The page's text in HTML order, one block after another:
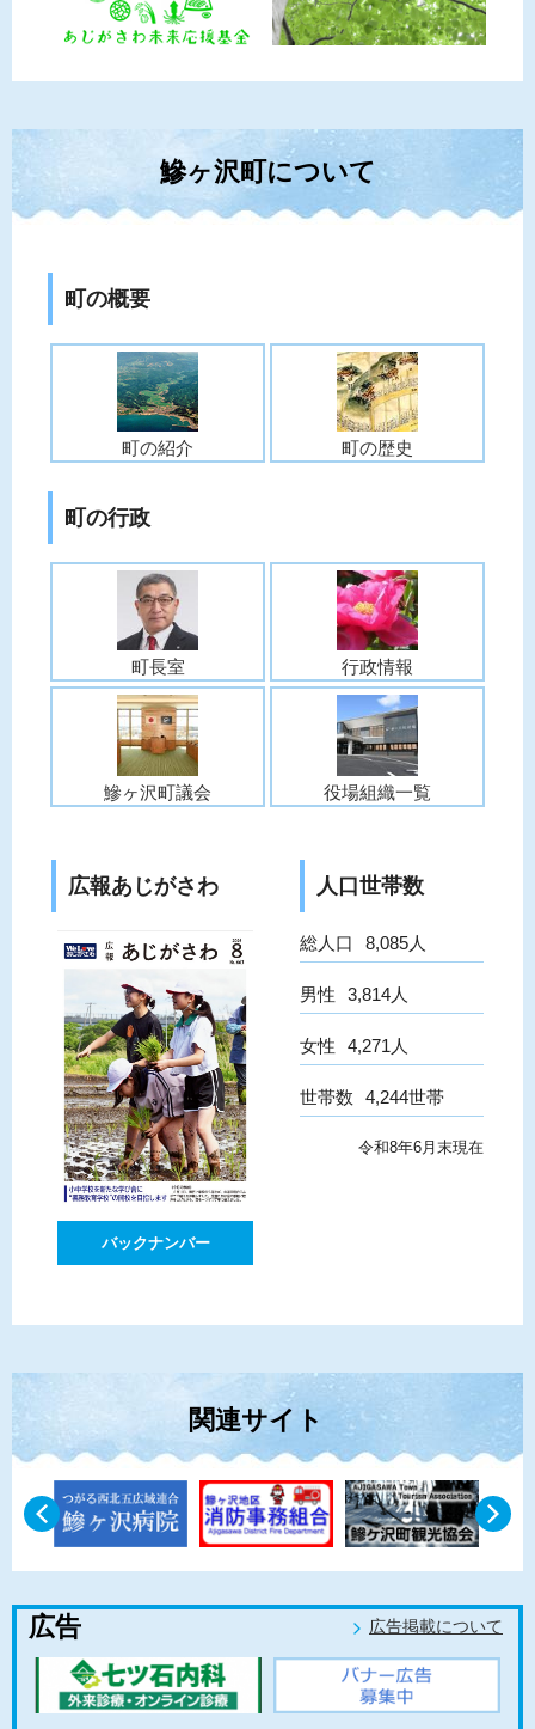
鰺ヶ沢町について
町の概要
町の紹介 町の歴史
町の行政
町長室 行政情報
鰺ヶ沢町議会 役場組織一覧
広報あじがさわ
バックナンバー
人口世帯数
総人口 8,085人
男性 3,814人
女性 4,271人
世帯数 4,244世帯
令和8年6月末現在
関連サイト
広告 広告掲載について